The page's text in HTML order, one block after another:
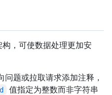
，可使数据处理更加安
问题或拉取请求添加注释，
值指定为整数而非字符串